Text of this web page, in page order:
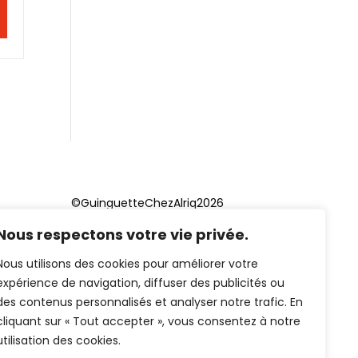
respectons votre vie privée.
utilisons des cookies pour améliorer votre
de navigation, diffuser des publicités ou
contenus personnalisés et analyser notre trafic. En
sur « Tout accepter », vous consentez à notre
des cookies.
©GuinguetteChezAlriq2026
Création site internet YOSOY